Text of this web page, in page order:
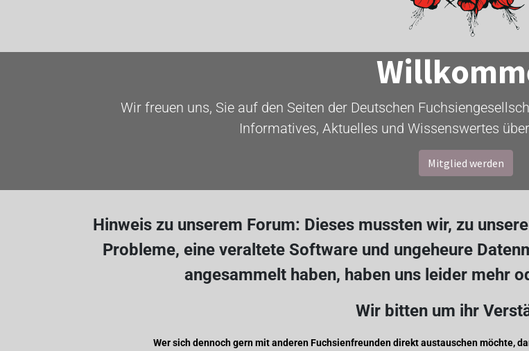
Wir freuen uns, Sie auf den Seiten der Deutschen
Informatives, Aktuelles und Wissenswertes
Mitglied werden
Hinweis zu unserem Forum: Dieses mussten wir, zu
Probleme, eine veraltete Software und ungeheure
angesammelt haben, haben uns leider mehr
Wir bitten um ihr
Wer sich dennoch gern mit anderen Fuchsienfreunden direkt austauschen möchte,